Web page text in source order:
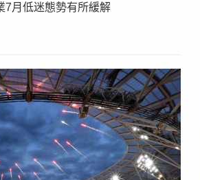
7月低迷態勢有所緩解